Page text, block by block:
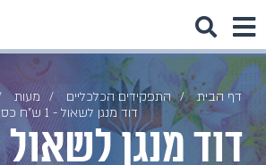
דף הבית התפקידים הכלכליים מעות
דוד מנגן לשאול - 1 ש"ח כסף